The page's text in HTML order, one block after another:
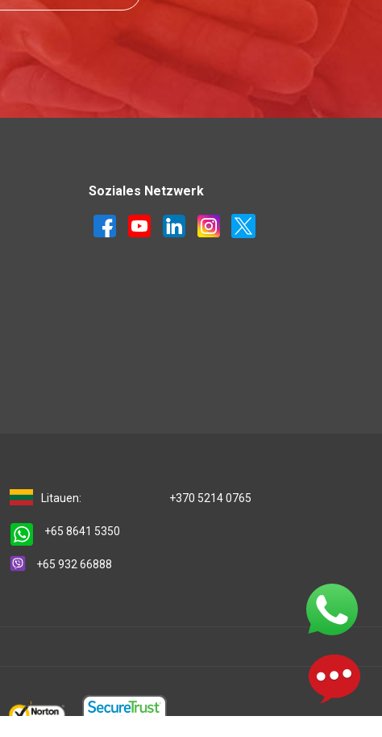
Soziales Netzwerk
Litauen: +370 5214 0765
+65 8641 5350
+65 932 66888